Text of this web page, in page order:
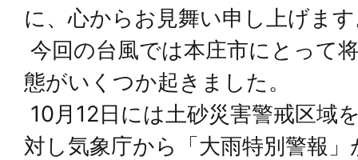
に、心からお見舞い申し上げま
今回の台風では本庄市にとって
態がいくつか起きました。
10月12日には土砂災害警戒区域
対し気象庁から「大雨特別警報